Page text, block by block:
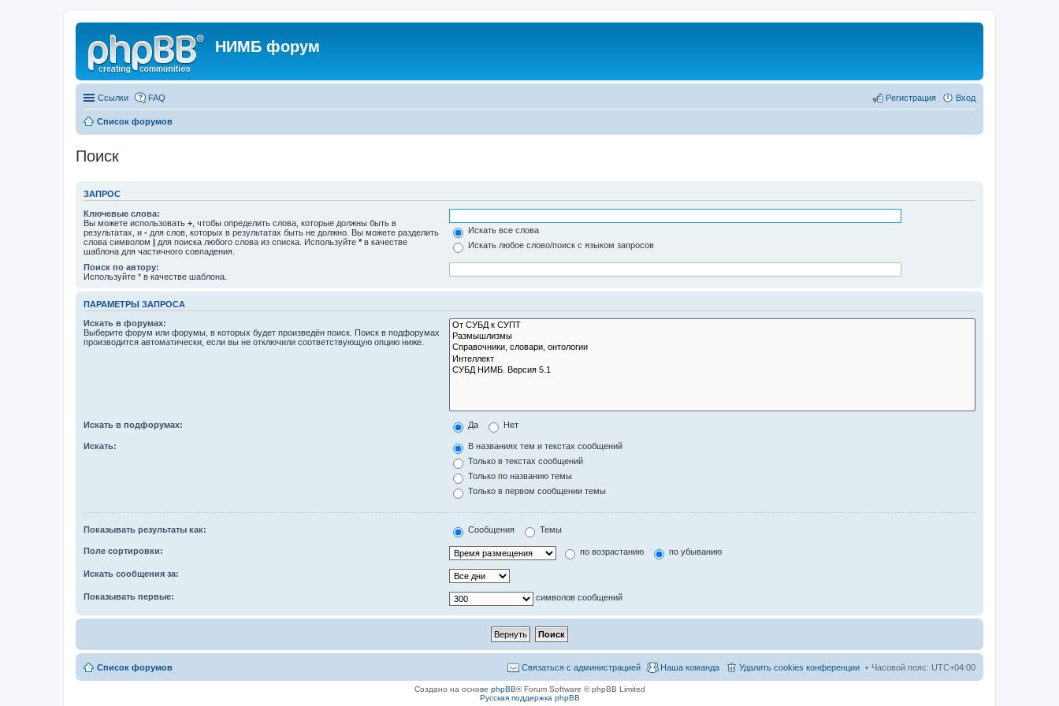
НИМБ форум
Ссылки FAQ Вход
Регистрация
Список форумов
Поиск
ЗАПРОС
Ключевые слова:
Вы можете использовать + , чтобы определить слова, которые должны быть в
результатах, и - для слов, которых в результатах быть не должно. Вы можете разделить
слова символом | для поиска любого слова из списка. Используйте * в качестве
шаблона для частичного совпадения.
Искать все слова
Искать любое слово/поиск с языком запросов
Поиск по автору:
Используйте * в качестве шаблона.
ПАРАМЕТРЫ ЗАПРОСА
Искать в форумах:
Выберите форум или форумы, в которых будет произведён поиск. Поиск в подфорумах
производится автоматически, если вы не отключили соответствующую опцию ниже.
Искать в подфорумах: Да Нет
Искать:
В названиях тем и текстах сообщений
Только в текстах сообщений
Только по названию темы
Только в первом сообщении темы
Показывать результаты как: Сообщения Темы
Поле сортировки: по возрастанию по убыванию
Искать сообщения за:
Показывать первые: символов сообщений
Список форумов Часовой пояс: UTC+04:00
Удалить cookies конференции
Наша команда
Связаться с администрацией
Создано на основе phpBB® Forum Software © phpBB Limited
Русская поддержка phpBB